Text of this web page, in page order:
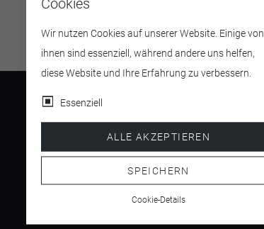
4.5/ 5
Wir nutzen Cookies auf unserer Website. Einige von
ihnen sind essenziell, während andere uns helfen,
diese Website und Ihre Erfahrung zu verbessern.
Essenziell
ALLE AKZEPTIEREN
SPEICHERN
Cookie-Details